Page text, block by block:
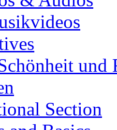
und
Section